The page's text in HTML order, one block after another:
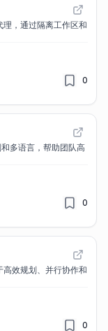
，通过隔离工作区和
0
多语言，帮助团队高
0
效规划、并行协作和
0